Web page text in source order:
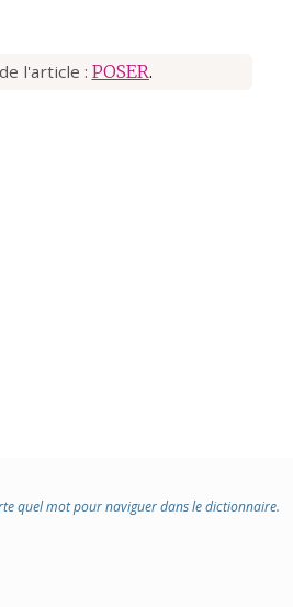
l'article : POSER.
quel mot pour naviguer dans le dictionnaire.